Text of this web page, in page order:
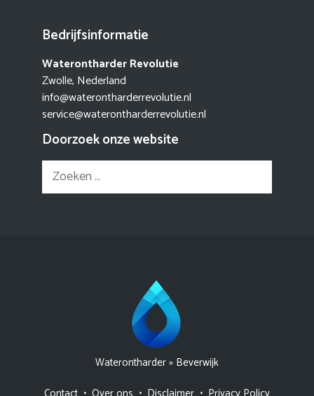
Bedrijfsinformatie
Waterontharder Revolutie
Zwolle, Nederland
info@waterontharderrevolutie.nl
service@waterontharderrevolutie.nl
Doorzoek onze website
Zoek
naar:
Waterontharder» Beverwijk